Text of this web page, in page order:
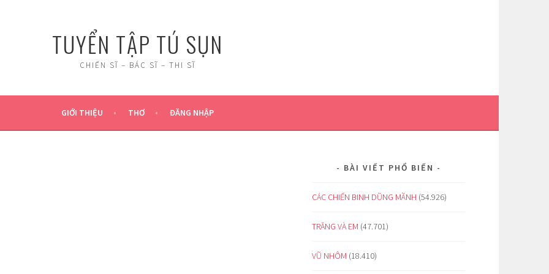
TUYỂN TẬP TÚ SỤN
CHIẾN SĨ – BÁC SĨ – THI SĨ
GIỚI THIỆU THƠ ĐĂNG NHẬP
BÀI VIẾT PHỔ BIẾN
CÁC CHIẾN BINH DŨNG MÃNH (54.926)
TRĂNG VÀ EM (47.701)
VŨ NHÔM (18.410)